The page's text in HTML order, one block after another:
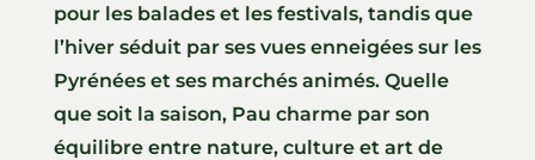
pour les balades et les festivals, tandis que
l’hiver séduit par ses vues enneigées sur les
Pyrénées et ses marchés animés. Quelle
que soit la saison, Pau charme par son
équilibre entre nature, culture et art de